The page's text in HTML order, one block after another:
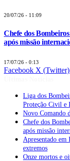
20/07/26 - 11:09
Chefe dos
após missão
17/07/26 - 0:13
Facebook X (Twitter)
Liga dos
Proteção Civil e
Novo Comando
Chefe dos
após missão
Apresentado em
extremos
Onze mortos e